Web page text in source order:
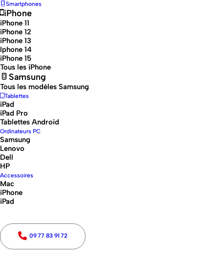
Smartphones
iPhone
iPhone 11
iPhone 12
iPhone 13
Iphone 14
iPhone 15
Tous les iPhone
Samsung
Tous les modèles Samsung
Tablettes
iPad
iPad Pro
Tablettes Android
Ordinateurs PC
Samsung
Lenovo
Dell
HP
Accessoires
Mac
iPhone
iPad
09 77 83 91 72
Offrez-vous un MacBook Pro M1 /
M2 / M3 reconditionné, testé, vérifié
et garanti pour des performances
optimales.
Génération (Année)
Génération (Année)
Prix